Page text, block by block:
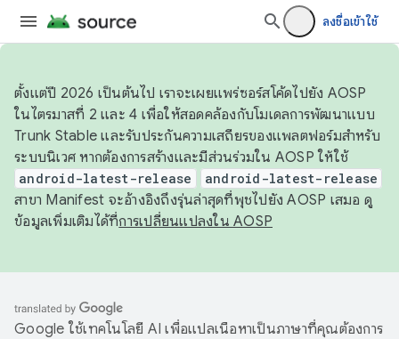
ลงชื่อเข้าใช้
ตั้งแต่ปี 2026 เป็นต้นไป เราจะเผยแพร่ซอร์สโค้ดไปยัง AOSP
ในไตรมาสที่ 2 และ 4 เพื่อให้สอดคล้องกับโมเดลการพัฒนาแบบ
Trunk Stable และรับประกันความเสถียรของแพลตฟอร์มสำหรับ
ระบบนิเวศ หากต้องการสร้างและมีส่วนร่วมใน AOSP ให้ใช้
android-latest-release android-latest-release
สาขา Manifest จะอ้างอิงถึงรุ่นล่าสุดที่พุชไปยัง AOSP เสมอ ดู
ข้อมูลเพิ่มเติมได้ที่การเปลี่ยนแปลงใน AOSP
Google ใช้เทคโนโลยี AI เพื่อแปลเนื้อหาเป็นภาษาที่คุณต้องการ